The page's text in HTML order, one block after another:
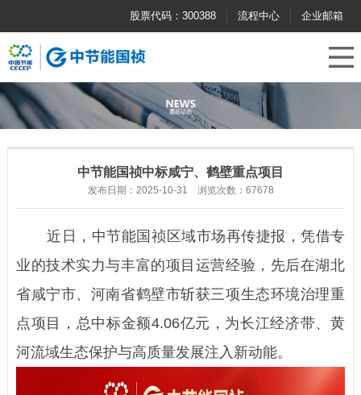
企业邮箱
流程中心
股票代码：300388
中节能国祯中标咸宁、鹤壁重点项目
发布日期：2025-10-31 浏览次数：67678
近日，中节能国祯区域市场再传捷报，凭借专
业的技术实力与丰富的项目运营经验，先后在湖北
省咸宁市、河南省鹤壁市斩获三项生态环境治理重
点项目，总中标金额4.06亿元，为长江经济带、黄
河流域生态保护与高质量发展注入新动能。